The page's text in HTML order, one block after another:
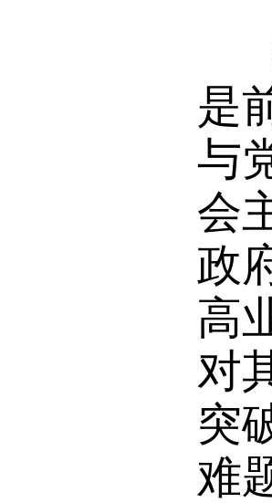
是
与
会
政
高
对
突
难